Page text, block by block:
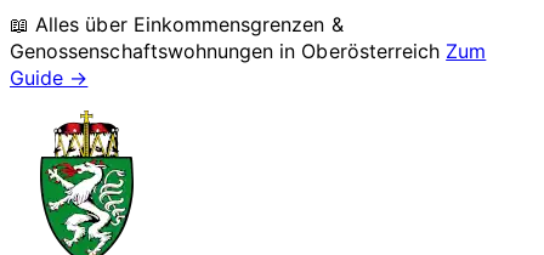
📖 Alles über Einkommensgrenzen &
Genossenschaftswohnungen in Oberösterreich Zum
Guide →